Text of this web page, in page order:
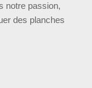
notre passion,
des planches